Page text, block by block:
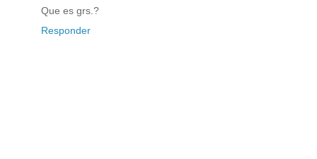
Que es grs.?
Responder